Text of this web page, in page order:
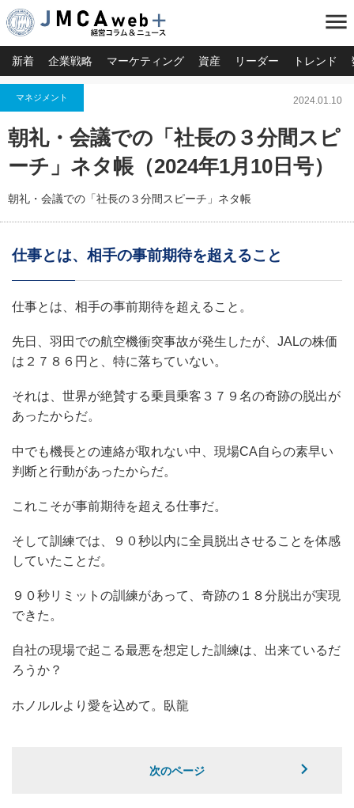
menu
新着 企業戦略 マーケティング 資産 リーダー トレンド
マネジメント 2024.01.10
朝礼・会議での「社長の３分間スピ
ーチ」ネタ帳（2024年1月10日号）
朝礼・会議での「社長の３分間スピーチ」ネタ帳
仕事とは、相手の事前期待を超えること
仕事とは、相手の事前期待を超えること。
先日、羽田での航空機衝突事故が発生したが、JALの株価
は２７８６円と、特に落ちていない。
それは、世界が絶賛する乗員乗客３７９名の奇跡の脱出が
あったからだ。
中でも機長との連絡が取れない中、現場CA自らの素早い
判断と行動があったからだ。
これこそが事前期待を超える仕事だ。
そして訓練では、９０秒以内に全員脱出させることを体感
していたことだ。
９０秒リミットの訓練があって、奇跡の１８分脱出が実現
できた。
自社の現場で起こる最悪を想定した訓練は、出来ているだ
ろうか？
ホノルルより愛を込めて。臥龍
次のページ